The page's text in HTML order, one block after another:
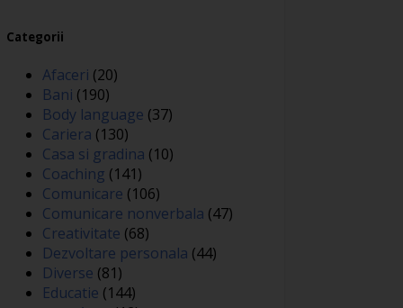
Categorii
Afaceri (20)
Bani (190)
Body language (37)
Cariera (130)
Casa si gradina (10)
Coaching (141)
Comunicare (106)
Comunicare nonverbala (47)
Creativitate (68)
Dezvoltare personala (44)
Diverse (81)
Educatie (144)